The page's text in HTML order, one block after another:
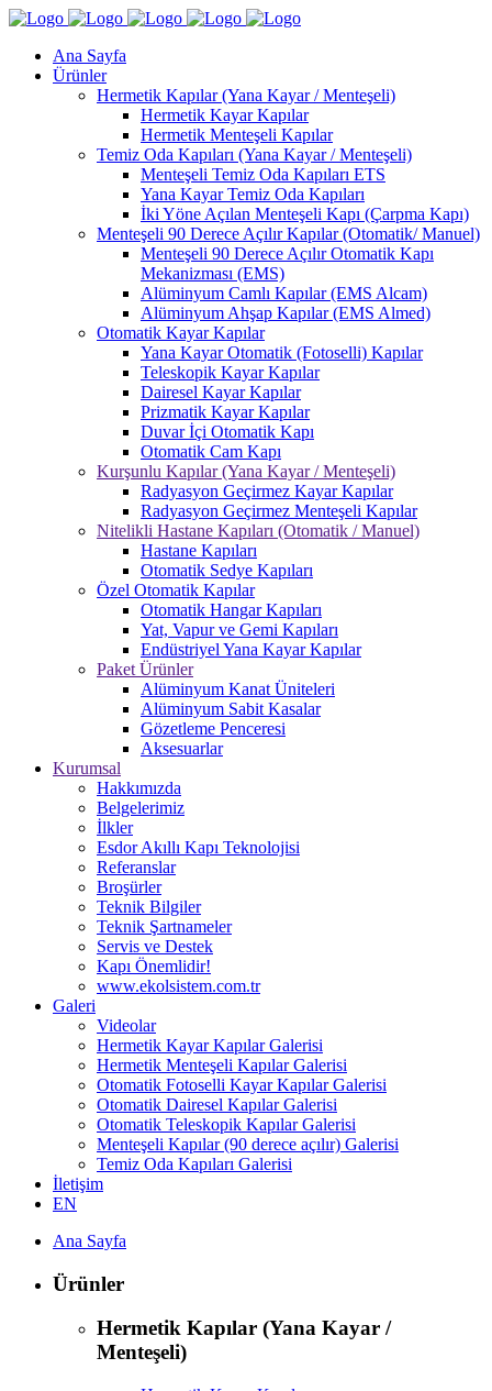
Ana Sayfa
Ürünler
Hermetik Kapılar (Yana Kayar / Menteşeli)
Hermetik Kayar Kapılar
Hermetik Menteşeli Kapılar
Temiz Oda Kapıları (Yana Kayar / Menteşeli)
Menteşeli Temiz Oda Kapıları ETS
Yana Kayar Temiz Oda Kapıları
İki Yöne Açılan Menteşeli Kapı (Çarpma Kapı)
Menteşeli 90 Derece Açılır Kapılar (Otomatik/ Manuel)
Menteşeli 90 Derece Açılır Otomatik Kapı
Mekanizması (EMS)
Alüminyum Camlı Kapılar (EMS Alcam)
Alüminyum Ahşap Kapılar (EMS Almed)
Otomatik Kayar Kapılar
Yana Kayar Otomatik (Fotoselli) Kapılar
Teleskopik Kayar Kapılar
Dairesel Kayar Kapılar
Prizmatik Kayar Kapılar
Duvar İçi Otomatik Kapı
Otomatik Cam Kapı
Kurşunlu Kapılar (Yana Kayar / Menteşeli)
Radyasyon Geçirmez Kayar Kapılar
Radyasyon Geçirmez Menteşeli Kapılar
Nitelikli Hastane Kapıları (Otomatik / Manuel)
Hastane Kapıları
Otomatik Sedye Kapıları
Özel Otomatik Kapılar
Otomatik Hangar Kapıları
Yat, Vapur ve Gemi Kapıları
Endüstriyel Yana Kayar Kapılar
Paket Ürünler
Alüminyum Kanat Üniteleri
Alüminyum Sabit Kasalar
Gözetleme Penceresi
Aksesuarlar
Kurumsal
Hakkımızda
Belgelerimiz
İlkler
Esdor Akıllı Kapı Teknolojisi
Referanslar
Broşürler
Teknik Bilgiler
Teknik Şartnameler
Servis ve Destek
Kapı Önemlidir!
www.ekolsistem.com.tr
Galeri
Videolar
Hermetik Kayar Kapılar Galerisi
Hermetik Menteşeli Kapılar Galerisi
Otomatik Fotoselli Kayar Kapılar Galerisi
Otomatik Dairesel Kapılar Galerisi
Otomatik Teleskopik Kapılar Galerisi
Menteşeli Kapılar (90 derece açılır) Galerisi
Temiz Oda Kapıları Galerisi
İletişim
EN
Ana Sayfa
Ürünler
Hermetik Kapılar (Yana Kayar /
Menteşeli)